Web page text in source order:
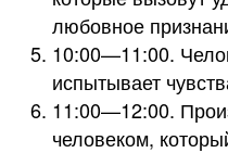
любовное
10:00—11:00.
испытывает
11:00—12:00.
человеком,